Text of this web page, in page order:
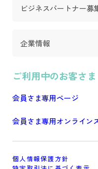
ビジネスパートナー募
企業情報
ご利用中のお客さま
会員さま専用ページ
会員さま専用オンライン
個人情報保護方針